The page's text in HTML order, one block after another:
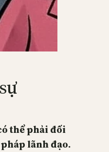
thể phải đối
lãnh đạo.